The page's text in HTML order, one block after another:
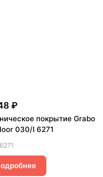
₽
покрытие Grabo
030/I 6271
6271